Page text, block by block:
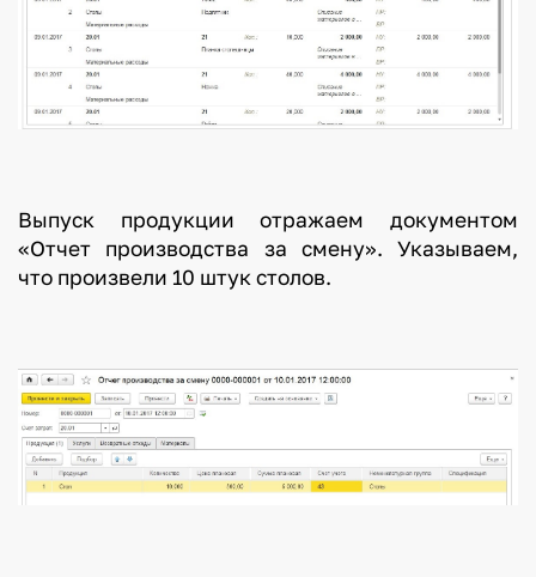
Выпуск продукции отражаем документом
«Отчет производства за смену». Указываем,
что произвели 10 штук столов.